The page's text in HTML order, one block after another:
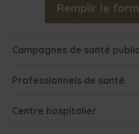
Remplir le
Campagnes de santé
Professionnels de santé
Centre hospitalier